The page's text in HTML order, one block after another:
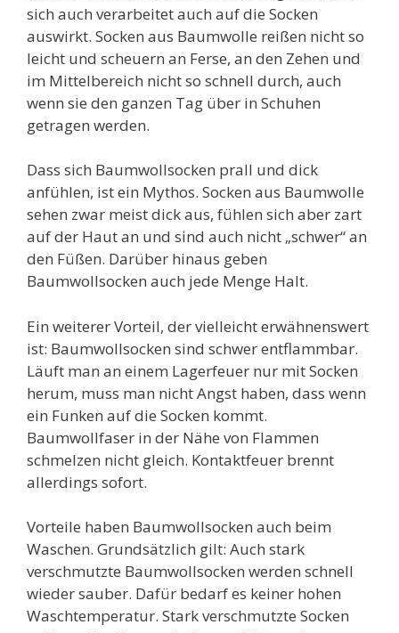
sich auch verarbeitet auch auf die Socken
auswirkt. Socken aus Baumwolle reißen nicht so
leicht und scheuern an Ferse, an den Zehen und
im Mittelbereich nicht so schnell durch, auch
wenn sie den ganzen Tag über in Schuhen
getragen werden.
Dass sich Baumwollsocken prall und dick
anfühlen, ist ein Mythos. Socken aus Baumwolle
sehen zwar meist dick aus, fühlen sich aber zart
auf der Haut an und sind auch nicht „schwer“ an
den Füßen. Darüber hinaus geben
Baumwollsocken auch jede Menge Halt.
Ein weiterer Vorteil, der vielleicht erwähnenswert
ist: Baumwollsocken sind schwer entflammbar.
Läuft man an einem Lagerfeuer nur mit Socken
herum, muss man nicht Angst haben, dass wenn
ein Funken auf die Socken kommt.
Baumwollfaser in der Nähe von Flammen
schmelzen nicht gleich. Kontaktfeuer brennt
allerdings sofort.
Vorteile haben Baumwollsocken auch beim
Waschen. Grundsätzlich gilt: Auch stark
verschmutzte Baumwollsocken werden schnell
wieder sauber. Dafür bedarf es keiner hohen
Waschtemperatur. Stark verschmutzte Socken